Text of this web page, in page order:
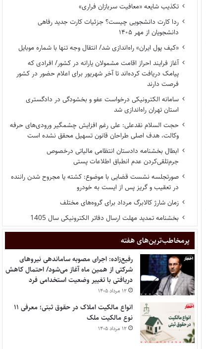
تکذیب شایعه «معافیت سربازان فراری»
ردا کارت دانشجویی چیست؟ جزئیات کارت جدید رفاهی
دانشجویان از مهر ۱۴۰۵
«کیف پول ایران» راه‌اندازی شد/ انتقال وجه تنها با شماره موبایل
آغاز فرایند احراز اقامت مشمولان یارانه در کشور/ افرادی که
پیامک دریافت کرده‌اند تا آخر شهریور برای اعلام حضور در کشور
فرصت دارند
سامانه الکترونیکی درخواست عفو و بخشودگی در دادگستری
استان تهران راه‌اندازی شد
حجت السلام نقدعلی: علی رغم افزایش چشمگیر ورودی‌های حرفه
وکالت، هدف اصلی طراحان قانون تسهیل محقق نشده است
ابطال بخشنامه دادستان انتظامی مالیاتی درخصوص
جرم‌تلقی‌کردن عدم انطباق اطلاعات پستی
صورتجلسه نشست قضایی با موضوع: کشته یا مجروح شدن راننده
در تعقیب و گریز پس از ایست به خودرو
زمان شارژ کالابرگ مرداد برای گروه‌های مختلف
بخشنامه تمدید مهلت ارسال دفاتر الکترونیکی سال 1405
پر‌مخاطب‌ترین‌های هفته
رفیع‌زاده: اجرای مصوبه ساماندهی نیروهای
شرکتی از همین ماه آغاز می‌شود/ احتمال کاهش
دریافتی با تغییر وضعیت استخدامی فرد
۱۲ مرداد ۱۴۰۵
انواع مالکیت املاک در حقوق ثبتی؛ معرفی ۱۱
نوع مالکیت ملک
۱۲ مرداد ۱۴۰۵